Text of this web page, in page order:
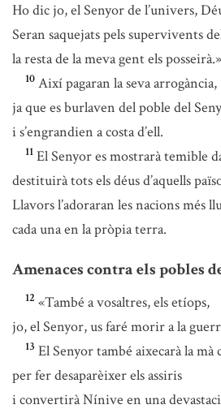
Ho dic jo, el Senyor de l’univers,
Seran saquejats pels supervivents
la resta de la meva gent els posseirà.»
10 Així pagaran la seva arrogància,
ja que es burlaven del poble del
i s’engrandien a costa d’ell.
11 El Senyor es mostrarà temible
destituirà tots els déus d’aquells
Llavors l’adoraran les nacions més
cada una en la pròpia terra.
Amenaces contra els pobles
12 «També a vosaltres, els etíops,
jo, el Senyor, us faré morir a la
13 El Senyor també aixecarà la mà
per fer desaparèixer els assiris
i convertirà Nínive en una